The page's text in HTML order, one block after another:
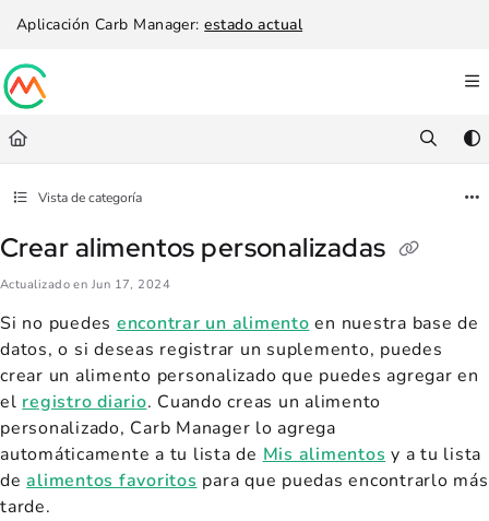
Documentation Index
Use this file to discover all available pages before exploring further.
Aplicación Carb Manager:estado actual
Vista de categoría
Crear alimentos personalizadas
Actualizado en Jun 17, 2024
Si no puedes encontrar un alimento en nuestra base de
datos, o si deseas registrar un suplemento, puedes
crear un alimento personalizado que puedes agregar en
el registro diario. Cuando creas un alimento
personalizado, Carb Manager lo agrega
automáticamente a tu lista de Mis alimentos y a tu lista
dealimentos favoritos para que puedas encontrarlo más
tarde.